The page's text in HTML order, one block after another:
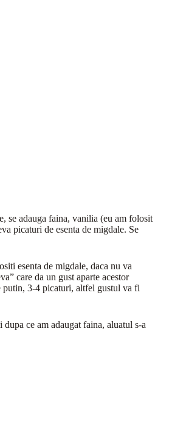
se adauga faina, vanilia (eu am folosit
picaturi de esenta de migdale. Se
esenta de migdale, daca nu va
care da un gust aparte acestor
putin, 3-4 picaturi, altfel gustul va fi
dupa ce am adaugat faina, aluatul s-a